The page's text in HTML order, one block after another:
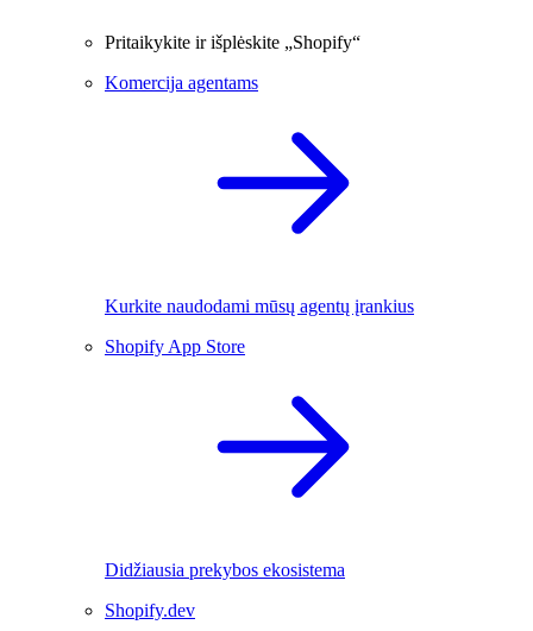
Pritaikykite ir išplėskite „Shopify“
Komercija agentams
Kurkite naudodami mūsų agentų įrankius
Shopify App Store
Didžiausia prekybos ekosistema
Shopify.dev